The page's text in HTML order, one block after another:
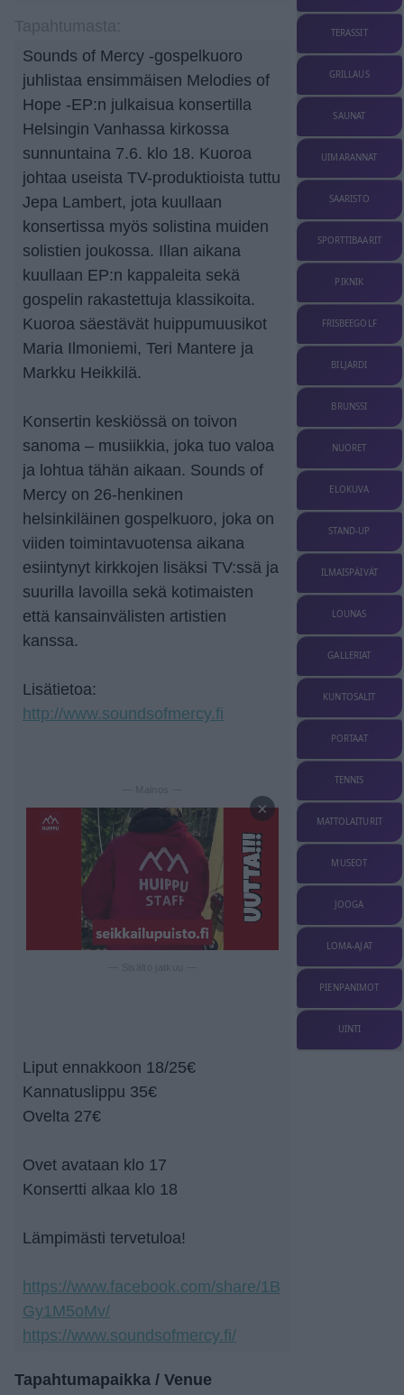
Sounds of Mercy -gospelkuoro
juhlistaa ensimmäisen Melodies of
Hope -EP:n julkaisua konsertilla
Helsingin Vanhassa kirkossa
sunnuntaina 7.6. klo 18. Kuoroa
johtaa useista TV-produktioista tuttu
Jepa Lambert, jota kuullaan
konsertissa myös solistina muiden
solistien joukossa. Illan aikana
kuullaan EP:n kappaleita sekä
gospelin rakastettuja klassikoita.
Kuoroa säestävät huippumuusikot
Maria Ilmoniemi, Teri Mantere ja
Markku Heikkilä.
Konsertin keskiössä on toivon
sanoma – musiikkia, joka tuo valoa
ja lohtua tähän aikaan. Sounds of
Mercy on 26-henkinen
helsinkiläinen gospelkuoro, joka on
viiden toimintavuotensa aikana
esiintynyt kirkkojen lisäksi TV:ssä ja
suurilla lavoilla sekä kotimaisten
että kansainvälisten artistien
kanssa.
Lisätietoa:
http://www.soundsofmercy.fi
×
Liput ennakkoon 18/25€
Kannatuslippu 35€
Ovelta 27€
Ovet avataan klo 17
Konsertti alkaa klo 18
Lämpimästi tervetuloa!
https://www.facebook.com/share/1B
Gy1M5oMv/
https://www.soundsofmercy.fi/
Tapahtumapaikka / Venue
TERASSIT
GRILLAUS
SAUNAT
UIMARANNAT
SAARISTO
SPORTTIBAARIT
PIKNIK
FRISBEEGOLF
BILJARDI
BRUNSSI
NUORET
ELOKUVA
STAND-UP
ILMAISPÄIVÄT
LOUNAS
GALLERIAT
KUNTOSALIT
PORTAAT
TENNIS
MATTOLAITURIT
MUSEOT
JOOGA
LOMA-AJAT
PIENPANIMOT
UINTI